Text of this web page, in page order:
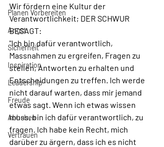
Planen Vorbereiten
Angst
Sicherheit
Inspiration
Leadership
Freude
Abheben
Vertrauen
Wir fördern eine Kultur der
Verantwortlichkeit; DER SCHWUR
BESAGT:
"Ich bin dafür verantwortlich,
Massnahmen zu ergreifen, Fragen zu
stellen, Antworten zu erhalten und
Entscheidungen zu treffen. Ich werde
nicht darauf warten, dass mir jemand
etwas sagt. Wenn ich etwas wissen
muss, bin ich dafür verantwortlich, zu
fragen. Ich habe kein Recht, mich
darüber zu ärgern, dass ich es nicht